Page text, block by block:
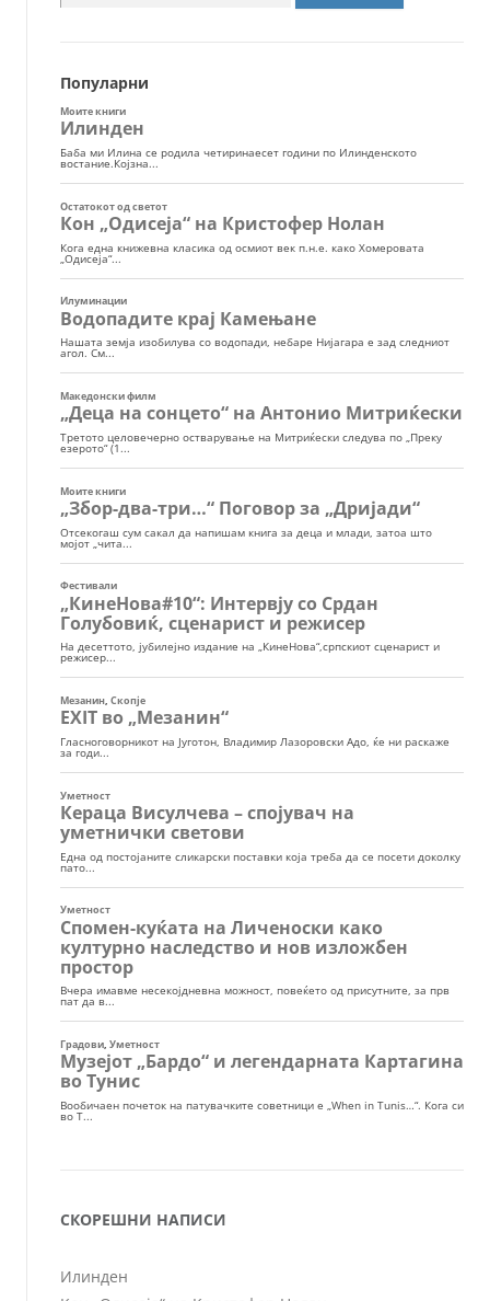
за:
Популарни
СКОРЕШНИ НАПИСИ
Илинден